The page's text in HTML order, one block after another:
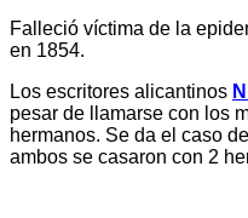
Falleció víctima de la
en 1854.
Los escritores alicantinos
pesar de llamarse con los
hermanos. Se da el caso
ambos se casaron con 2